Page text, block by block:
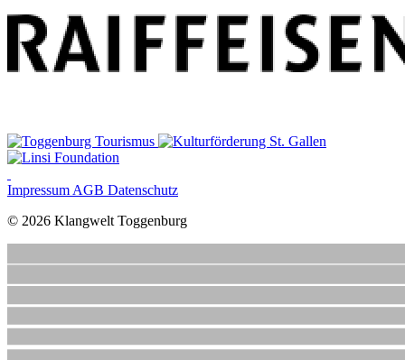
ImpressumAGB Datenschutz
© 2026 Klangwelt Toggenburg